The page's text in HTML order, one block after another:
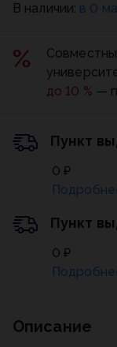
Описание
В наличии: в 0
до 10 % —
Пункт
0 ₽
Пункт
0 ₽